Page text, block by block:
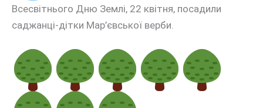
Всесвітнього Дню Землі, 22 квітня, посадили
саджанці-дітки Мар’євської верби.